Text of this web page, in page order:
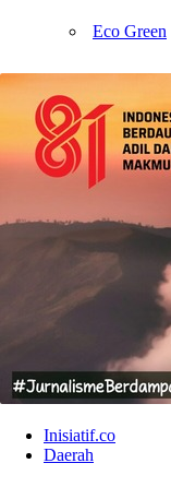
Eco Green
Inisiatif.co
Daerah